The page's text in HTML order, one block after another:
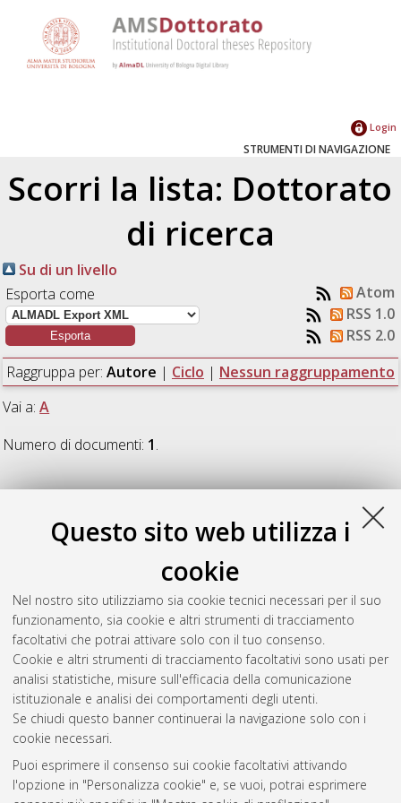
Questo sito web utilizza i
cookie
Nel nostro sito utilizziamo sia cookie tecnici necessari per il suo
funzionamento, sia cookie e altri strumenti di tracciamento
facoltativi che potrai attivare solo con il tuo consenso.
Cookie e altri strumenti di tracciamento facoltativi sono usati per
analisi statistiche, misure sull'efficacia della comunicazione
istituzionale e analisi dei comportamenti degli utenti.
Se chiudi questo banner continuerai la navigazione solo con i
cookie necessari.
Puoi esprimere il consenso sui cookie facoltativi attivando
l'opzione in "Personalizza cookie" e, se vuoi, potrai esprimere
Login
STRUMENTI DI NAVIGAZIONE
Scorri la lista: Dottorato
di ricerca
Su di un livello
Esporta come
Atom
RSS 1.0
RSS 2.0
Raggruppa per: Autore | Ciclo | Nessun raggruppamento
Vai a:A
Numero di documenti: 1.
A
Alvarez Garcia, Hector(2016) Il fondamento democratico
della revoca del mandato rappresentativo
thesis], Alma Mater Studiorum Università di Bologna.
Dottorato di ricerca inStoria culture civilta', 29 Ciclo. DOI
10.6092/unibo/amsdottorato/7280.
Questa lista e' stata generata il Thu Aug 6 20:42:21 2026
Atom
Rss 1.0